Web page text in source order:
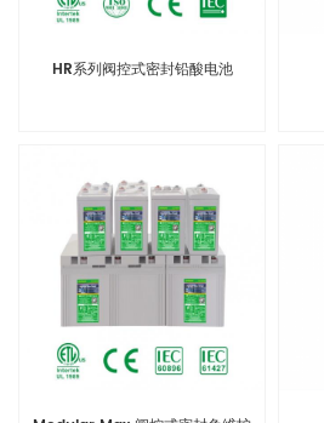
HR系列阀控式密封铅酸电池